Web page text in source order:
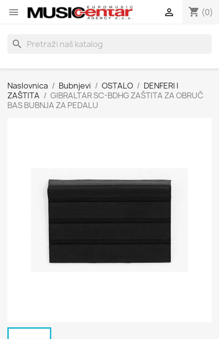
 shopping_cart (0)

search
Naslovnica Bubnjevi OSTALO
DENFERI I
ZAŠTITA
GIBRALTAR SC-BDHG ZAŠTITA ZA OBRUČ
BAS BUBNJA ZA PEDALU